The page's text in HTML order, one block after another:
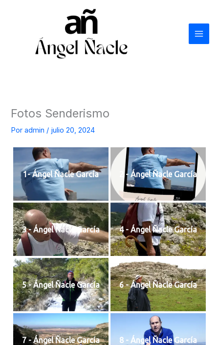
Fotos Senderismo
Poradmin / julio 20, 2024
1- Ángel Ñacle García 2 - Ángel Ñacle García
3 - Ángel Ñacle García 4 - Ángel Ñacle García
5 - Ángel Ñacle García 6 - Ángel Ñacle García
7 - Ángel Ñacle García 8 - Ángel Ñacle García